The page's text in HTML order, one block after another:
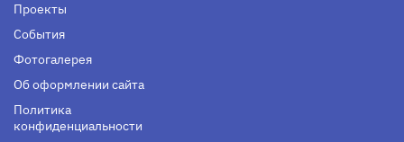
Проекты
События
Фотогалерея
Об оформлении сайта
Политика
конфиденциальности